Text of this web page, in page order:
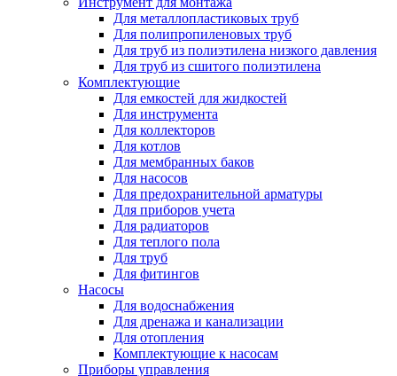
Для металлопластиковых труб
Для полипропиленовых труб
Для труб из полиэтилена низкого давления
Для труб из сшитого полиэтилена
Комплектующие
Для емкостей для жидкостей
Для инструмента
Для коллекторов
Для котлов
Для мембранных баков
Для насосов
Для предохранительной арматуры
Для приборов учета
Для радиаторов
Для теплого пола
Для труб
Для фитингов
Насосы
Для водоснабжения
Для дренажа и канализации
Для отопления
Комплектующие к насосам
Приборы управления